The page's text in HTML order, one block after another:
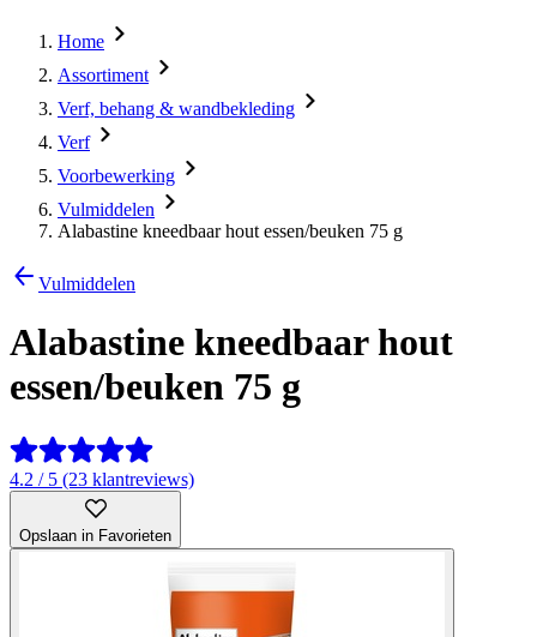
Home
Assortiment
Verf, behang & wandbekleding
Verf
Voorbewerking
Vulmiddelen
Alabastine kneedbaar hout essen/beuken 75 g
Vulmiddelen
Alabastine kneedbaar hout
essen/beuken 75 g
4.2 / 5 (23 klantreviews)
Opslaan in Favorieten